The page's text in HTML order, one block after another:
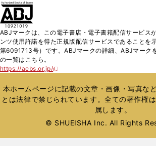
ABJマークは、この電子書店・電子書籍配信サービス
ンツ使用許諾を得た正規版配信サービスであることを
第6091713号）です。ABJマークの詳細、ABJマーク
の一覧はこちら。
https://aebs.or.jp/
新
い
ウ
ィ
ウ
本ホームページに記載の文章・画像・写真な
とは法律で禁じられています。全ての著作権
属します。
© SHUEISHA Inc. All Rights